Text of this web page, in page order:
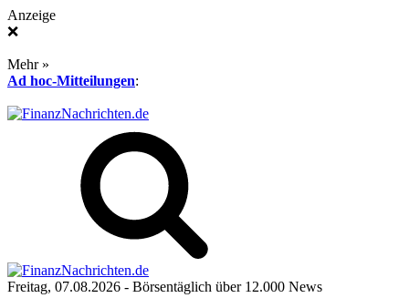
Anzeige
❌
Mehr »
Ad hoc-Mitteilungen:
Freitag, 07.08.2026 - Börsentäglich über 12.000 News